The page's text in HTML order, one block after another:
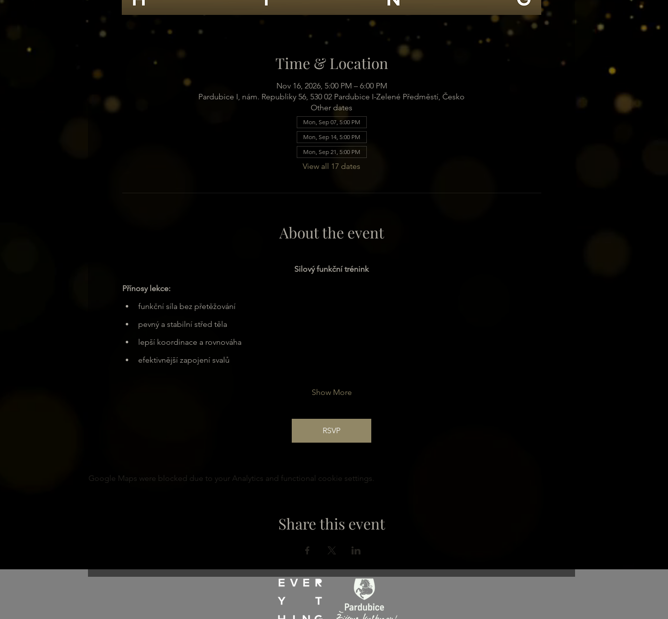
Time & Location
Nov 16, 2026, 5:00 PM – 6:00 PM
Pardubice I, nám. Republiky 56, 530 02 Pardubice I-Zelené Předměstí, Česko
Other dates
Mon, Sep 07, 5:00 PM
Mon, Sep 14, 5:00 PM
Mon, Sep 21, 5:00 PM
View all 17 dates
About the event
Silový funkční trénink
Přínosy lekce:
funkční síla bez přetěžování
pevný a stabilní střed těla
lepší koordinace a rovnováha
efektivnější zapojení svalů
Show More
RSVP
Google Maps were blocked due to your Analytics and functional cookie settings.
Share this event